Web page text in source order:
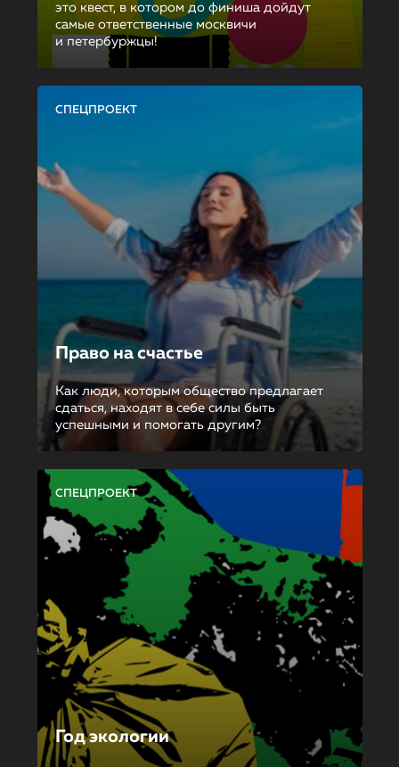
это квест, в котором до финиша дойдут
самые ответственные москвичи
и петербуржцы!
СПЕЦПРОЕКТ
Право на счастье
Как люди, которым общество предлагает
сдаться, находят в себе силы быть
успешными и помогать другим?
СПЕЦПРОЕКТ
Год экологии